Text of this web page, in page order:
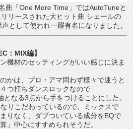
曲「One More Time」ではAutoTuneと
リースされた大ヒット曲 シェールの
として使われ一躍有名になりました。
：MIX編】
機材のセッティングがいい感じに決ま
かは、プロ・アマ問わず様々で迷うと
つ打ちダンスロックなので
となる3点から手をつけることにした。
りこだわっているので、ミックスで
りなく、ダブついている成分をEQで
」中心にすすめられそうだ。